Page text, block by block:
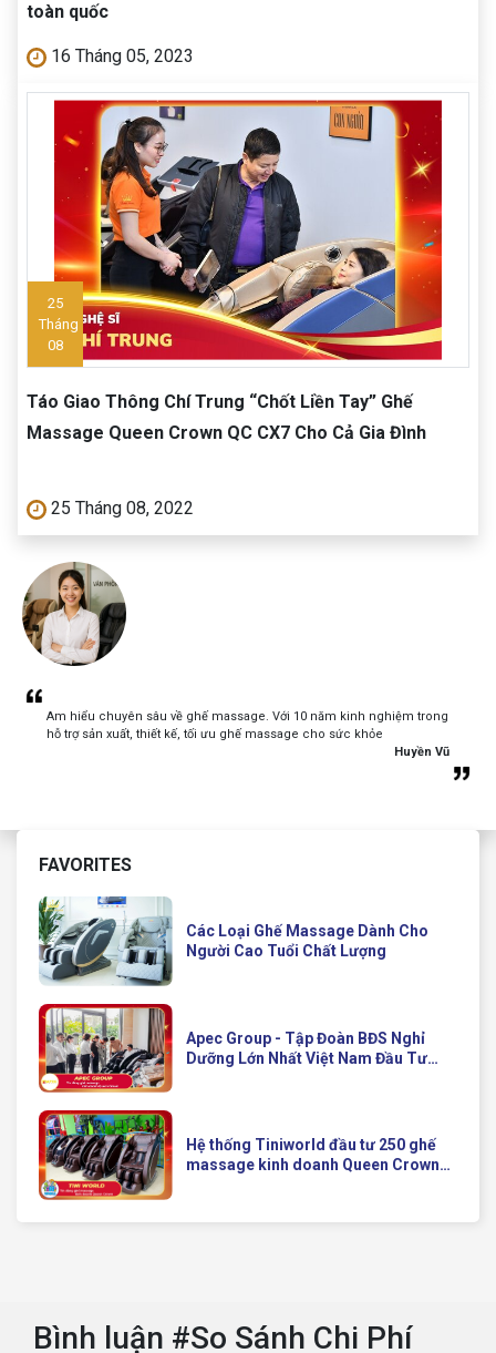
toàn quốc
16 Tháng 05, 2023
25
Tháng
08
Táo Giao Thông Chí Trung “Chốt Liền Tay” Ghế
Massage Queen Crown QC CX7 Cho Cả Gia Đình
25 Tháng 08, 2022
Am hiểu chuyên sâu về ghế massage. Với 10 năm kinh nghiệm trong
hỗ trợ sản xuất, thiết kế, tối ưu ghế massage cho sức khỏe
Huyền Vũ
FAVORITES
Các Loại Ghế Massage Dành Cho
Người Cao Tuổi Chất Lượng
Apec Group - Tập Đoàn BĐS Nghỉ
Dưỡng Lớn Nhất Việt Nam Đầu Tư
Hệ thống Tiniworld đầu tư 250 ghế
massage kinh doanh Queen Crown
Bình luận #So Sánh Chi Phí